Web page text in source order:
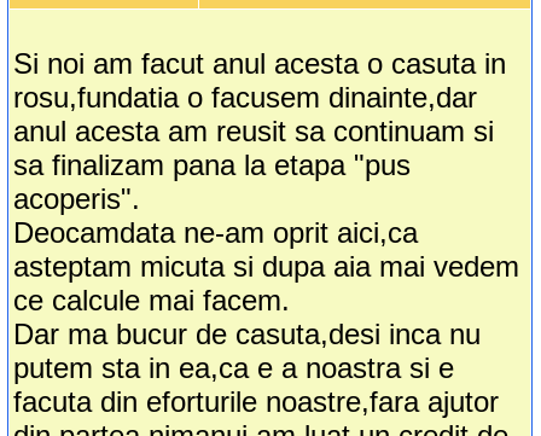
Si noi am facut anul acesta o casuta in
rosu,fundatia o facusem dinainte,dar
anul acesta am reusit sa continuam si
sa finalizam pana la etapa "pus
acoperis".
Deocamdata ne-am oprit aici,ca
asteptam micuta si dupa aia mai vedem
ce calcule mai facem.
Dar ma bucur de casuta,desi inca nu
putem sta in ea,ca e a noastra si e
facuta din eforturile noastre,fara ajutor